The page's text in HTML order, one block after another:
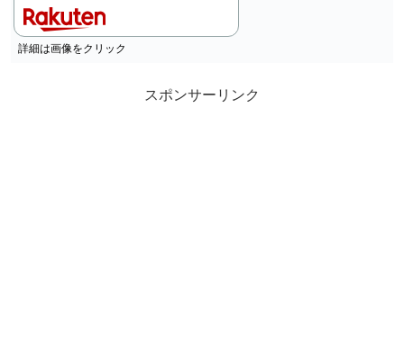
詳細は画像をクリック
スポンサーリンク